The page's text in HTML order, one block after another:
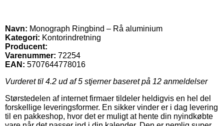
Navn: Monograph Ringbind – Rå aluminium
Kategori: Kontorindretning
Producent:
Varenummer: 72254
EAN: 5707644778016
Vurderet til 4.2 ud af 5 stjerner baseret på 12 anmeldelser
Størstedelen af internet firmaer tildeler heldigvis en hel del
forskellige leveringsformer. En sikker vinder er i dag levering
til en pakkeshop, hvor det er muligt at hente din nyindkøbte